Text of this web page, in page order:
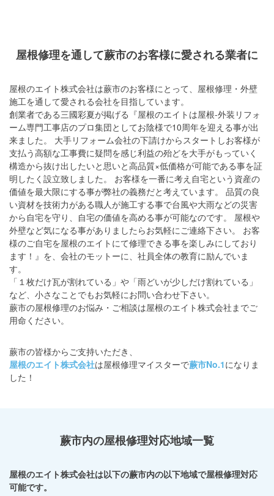
屋根修理を通して蕨市のお客様に愛される業者に
屋根のエイト株式会社は蕨市のお客様にとって、屋根修理・外壁
施工を通して愛される会社を目指しています。
創業者である三國彩夏が掲げる『屋根のエイトは屋根-外装リフォ
ーム専門工事店のプロ集団としてお陰様で10周年を迎える事が出
来ました。 大手リフォーム会社の下請けからスタートしお客様が
支払う高額な工事費に疑問を感じ利益の殆どを大手がもっていく
構造から抜け出したいと思いと高品質×低価格が可能である事を証
明したく設立致しました。 お客様を一番に考え自宅という資産の
価値を最大限にする事が弊社の義務だと考えています。 品質の良
い資材を技術力がある職人が施工する事で台風や大雨などの災害
から自宅を守り、自宅の価値を高める事が可能なのです。 屋根や
外壁など気になる事がありましたらお気軽にご連絡下さい。 お客
様のご自宅を屋根のエイトにて修理できる事を楽しみにしており
ます！ 』を、会社のモットーに、社員全体の教育に励んでいま
す。
「１枚だけ瓦が割れている」や「雨どいが少しだけ割れている」
など、小さなことでもお気軽にお問い合わせ下さい。
蕨市の屋根修理のお悩み・ご相談は屋根のエイト株式会社までご
用命ください。
蕨市の皆様からご支持いただき、
屋根のエイト株式会社は屋根修理マイスターで蕨市No.1になりま
した！
蕨市内の屋根修理対応地域一覧
屋根のエイト株式会社は以下の蕨市内の以下地域で屋根修理対応
可能です。